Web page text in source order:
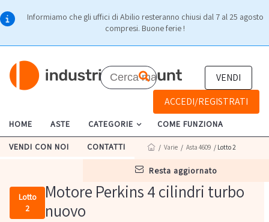
Informiamo che gli uffici di Abilio resteranno chiusi dal 7 al 25 agosto
compresi. Buone ferie !
VENDI
ACCEDI/REGISTRATI
HOME ASTE CATEGORIE COME FUNZIONA
VENDI CON NOI CONTATTI
resta aggiornato
/ Varie / Asta 4609 / Lotto 2
Lotto
2
Motore Perkins 4 cilindri turbo
nuovo